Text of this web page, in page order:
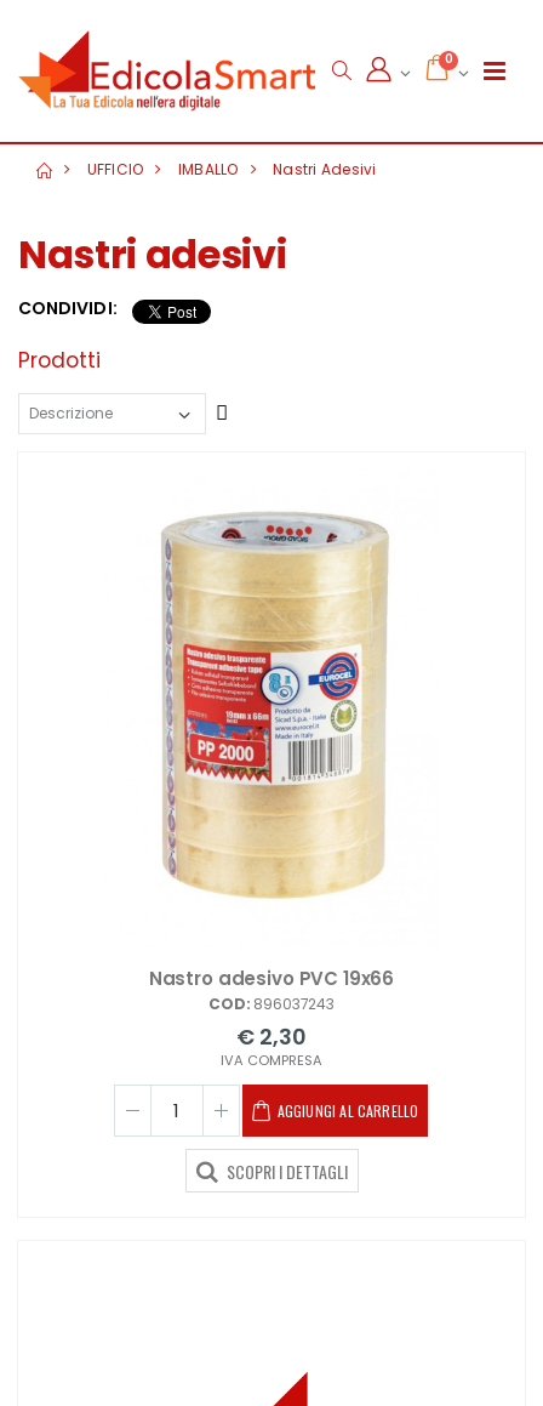
0
UFFICIO IMBALLO Nastri Adesivi
Nastri adesivi
CONDIVIDI:
Prodotti
Nastro adesivo PVC 19x66
COD: 896037243
€ 2,30
IVA COMPRESA
AGGIUNGI AL CARRELLO
SCOPRI I DETTAGLI